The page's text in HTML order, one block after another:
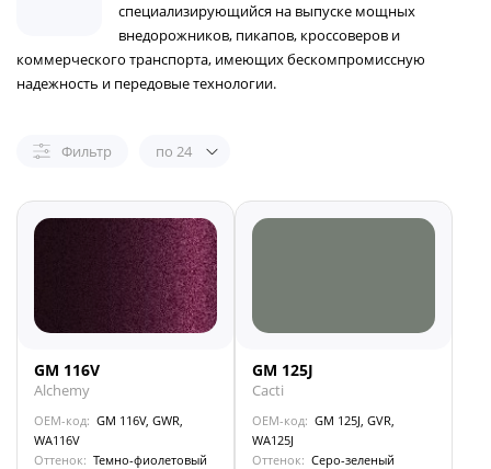
специализирующийся на выпуске мощных
внедорожников, пикапов, кроссоверов и
коммерческого транспорта, имеющих бескомпромиссную
надежность и передовые технологии.
Фильтр по 24
GM 116V
Alchemy
OEM-код: GM 116V, GWR,
WA116V
Оттенок: Темно-фиолетовый
GM 125J
Cacti
OEM-код: GM 125J, GVR,
WA125J
Оттенок: Серо-зеленый